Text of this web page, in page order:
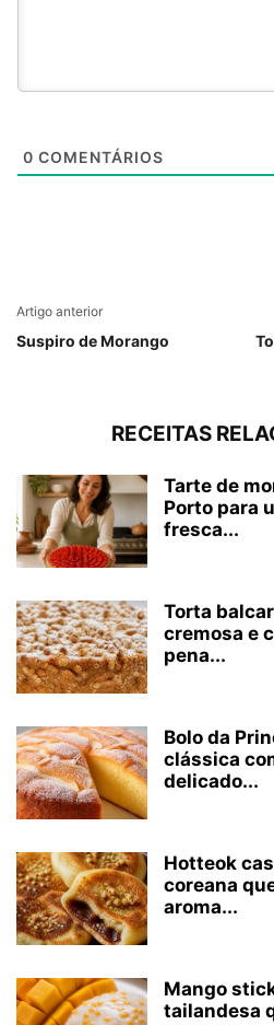
0 COMENTÁRIOS
Artigo anterior
Suspiro de Morango
RECEITAS
Tarte de
Porto para
fresca...
Torta
cremosa e
pena...
Bolo da
clássica
delicado...
Hotteok
coreana
aroma...
Mango
tailandesa